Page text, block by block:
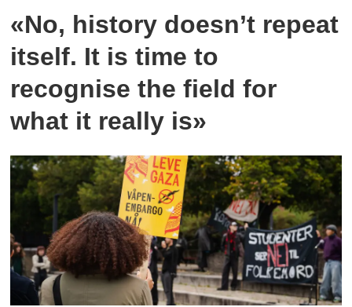
«No, history doesn’t repeat
itself. It is time to
recognise the field for
what it really is»